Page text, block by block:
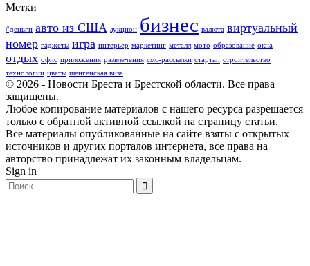
Метки
#деньги авто из США аукцион бизнес валюта виртуальный
номер гаджеты игра интерьер маркетинг металл мото образование окна
отдых офис приложения развлечения смс-рассылки стартап строительство
технологии цветы шенгенская виза
© 2026 - Новости Бреста и Брестской области. Все права
защищены.
Любое копирование материалов с нашего ресурса разрешается
только с обратной активной ссылкой на страницу статьи.
Все материалы опубликованные на сайте взяты с открытых
источников и других порталов интернета, все права на
авторство принадлежат их законным владельцам.
Sign in